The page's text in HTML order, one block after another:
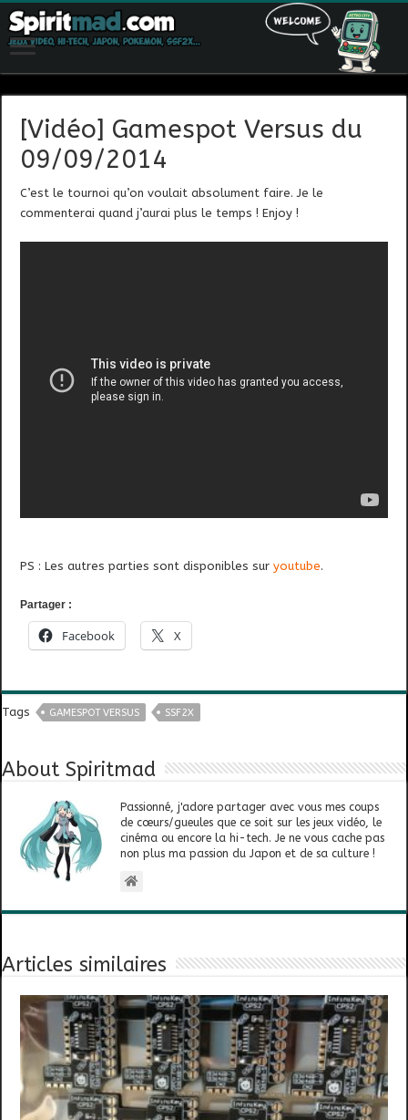
[Vidéo] Gamespot Versus du
09/09/2014
C’est le tournoi qu’on voulait absolument faire. Je le
commenterai quand j’aurai plus le temps ! Enjoy !
PS : Les autres parties sont disponibles suryoutube.
Partager :
Facebook X
Tags GAMESPOT VERSUS SSF2X
About Spiritmad
Passionné, j'adore partager avec vous mes coups
de cœurs/gueules que ce soit sur les jeux vidéo, le
cinéma ou encore la hi-tech. Je ne vous cache pas
non plus ma passion du Japon et de sa culture !
Articles similaires